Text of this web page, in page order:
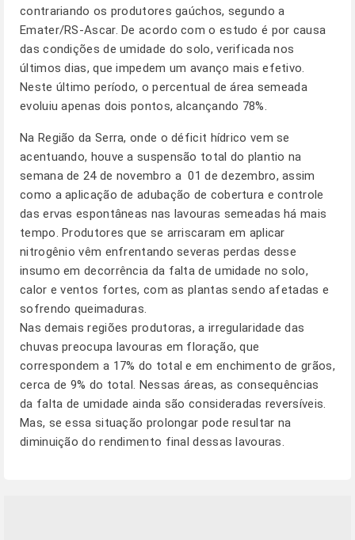
contrariando os produtores gaúchos, segundo a
Emater/RS-Ascar. De acordo com o estudo é por causa
das condições de umidade do solo, verificada nos
últimos dias, que impedem um avanço mais efetivo.
Neste último período, o percentual de área semeada
evoluiu apenas dois pontos, alcançando 78%.
Na Região da Serra, onde o déficit hídrico vem se
acentuando, houve a suspensão total do plantio na
semana de 24 de novembro a 01 de dezembro, assim
como a aplicação de adubação de cobertura e controle
das ervas espontâneas nas lavouras semeadas há mais
tempo. Produtores que se arriscaram em aplicar
nitrogênio vêm enfrentando severas perdas desse
insumo em decorrência da falta de umidade no solo,
calor e ventos fortes, com as plantas sendo afetadas e
sofrendo queimaduras.
Nas demais regiões produtoras, a irregularidade das
chuvas preocupa lavouras em floração, que
correspondem a 17% do total e em enchimento de grãos,
cerca de 9% do total. Nessas áreas, as consequências
da falta de umidade ainda são consideradas reversíveis.
Mas, se essa situação prolongar pode resultar na
diminuição do rendimento final dessas lavouras.